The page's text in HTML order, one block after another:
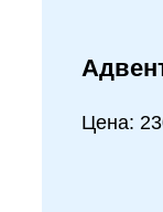
Цена: